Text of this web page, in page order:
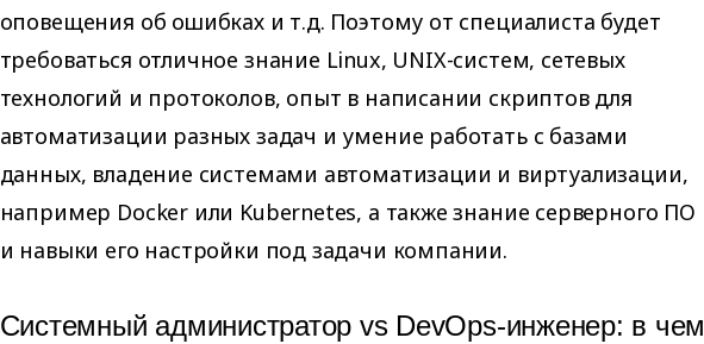
оповещения об ошибках и т.д. Поэтому от специалиста будет
требоваться отличное знание Linux, UNIX-систем, сетевых
технологий и протоколов, опыт в написании скриптов для
автоматизации разных задач и умение работать с базами
данных, владение системами автоматизации и виртуализации,
например Docker или Kubernetes, а также знание серверного ПО
и навыки его настройки под задачи компании.
Системный администратор vs DevOps-инженер: в чем